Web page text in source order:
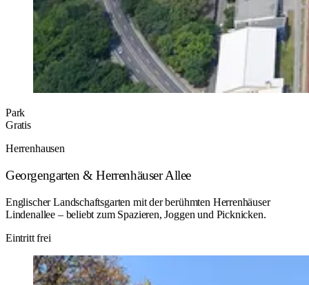
Park
Gratis
Herrenhausen
Georgengarten & Herrenhäuser Allee
Englischer Landschaftsgarten mit der berühmten Herrenhäuser
Lindenallee – beliebt zum Spazieren, Joggen und Picknicken.
Eintritt frei